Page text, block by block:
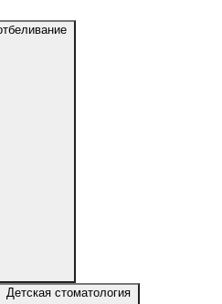
Детская стоматология